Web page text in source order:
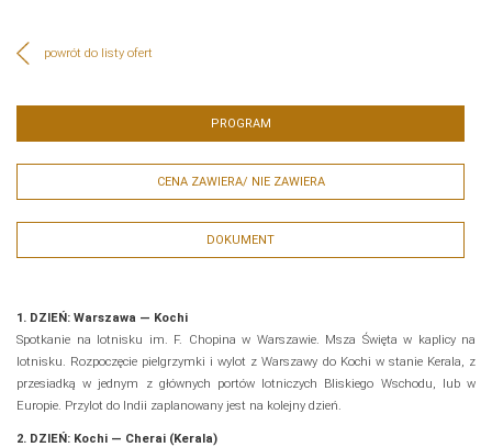
powrót do listy ofert
PROGRAM
CENA ZAWIERA/ NIE ZAWIERA
DOKUMENT
1. DZIEŃ: Warszawa — Kochi
Spotkanie na lotnisku im. F. Chopina w Warszawie. Msza Święta w kaplicy na
lotnisku. Rozpoczęcie pielgrzymki i wylot z Warszawy do Kochi w stanie Kerala, z
przesiadką w jednym z głównych portów lotniczych Bliskiego Wschodu, lub w
Europie. Przylot do Indii zaplanowany jest na kolejny dzień.
2. DZIEŃ: Kochi — Cherai (Kerala)